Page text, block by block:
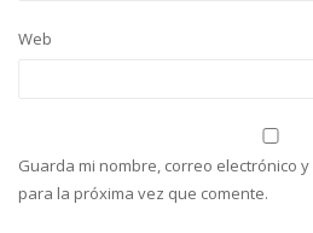
Web
Guarda mi nombre, correo electrónico
para la próxima vez que comente.